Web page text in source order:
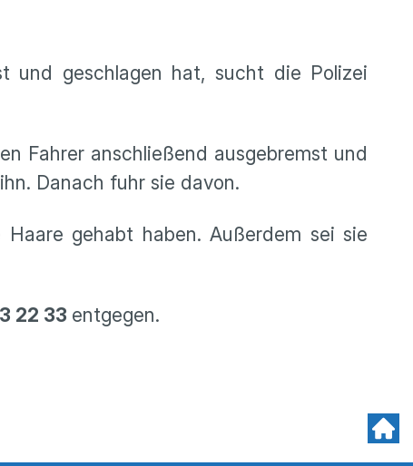
und geschlagen hat, sucht die Polizei
Fahrer anschließend ausgebremst und
Danach fuhr sie davon.
gehabt haben. Außerdem sei sie
22 33 entgegen.